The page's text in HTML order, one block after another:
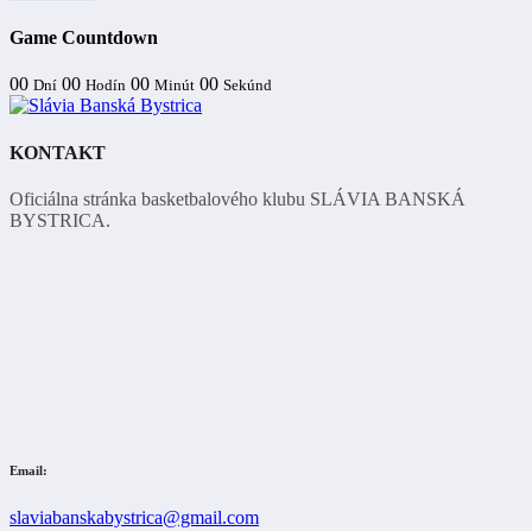
Game Countdown
00 Dní 00 Hodín 00 Minút 00 Sekúnd
KONTAKT
Oficiálna stránka basketbalového klubu SLÁVIA BANSKÁ
BYSTRICA.
Email:
slaviabanskabystrica@gmail.com